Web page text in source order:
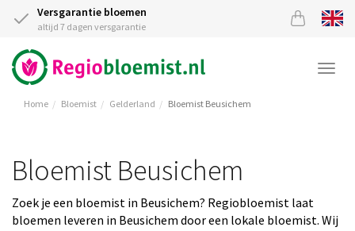
Versgarantie bloemen
altijd 7 dagen versgarantie
Home Bloemist Gelderland Bloemist Beusichem
Bloemist Beusichem
Zoek je een bloemist in Beusichem? Regiobloemist laat
bloemen leveren in Beusichem door een lokale bloemist. Wij